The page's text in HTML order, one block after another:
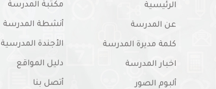
الرئيسية
عن المدرسة
كلمة مديرة المدرسة
اخبار المدرسة
ألبوم الصور
مكتبة المدرسة
أنشطة المدرسة
الأجندة المدرسية
دليل المواقع
أتصل بنا